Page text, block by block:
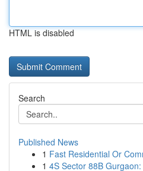
HTML is disabled
Search
Published News
1 Fast Residential Or
1 4S Sector 88B